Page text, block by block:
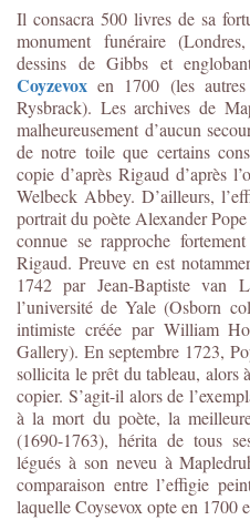
Il consacra 500 livres de sa
monument funéraire
dessins de Gibbs et
Coyzevox en 1700 (les
Rysbrack). Les archives de
malheureusement d’aucun
de notre toile que certains
copie d’après Rigaud d’après
Welbeck Abbey. D’ailleurs,
portrait du poète Alexander
connue se rapproche
Rigaud. Preuve en est
1742 par Jean-Baptiste van
l’université de Yale (Osborn
intimiste créée par William
Gallery). En septembre 1723,
sollicita le prêt du tableau, alors
copier. S’agit-il alors de
à la mort du poète, la
(1690-1763), hérita de tous
légués à son neveu à
comparaison entre l’effigie
laquelle Coysevox opte en 1700